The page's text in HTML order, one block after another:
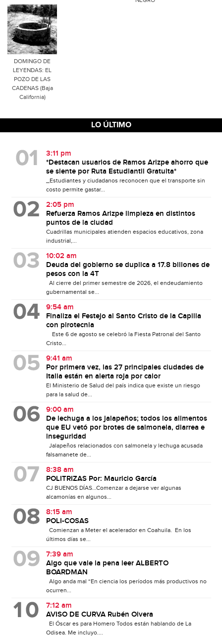
DOMINGO DE
LEYENDAS: EL
POZO DE LAS
CADENAS (Baja
California)
LO ÚLTIMO
3:11 pm
*Destacan usuarios de Ramos Arizpe ahorro que
se siente por Ruta Estudiantil Gratuita*
_Estudiantes y ciudadanos reconocen que el transporte sin
costo permite gastar...
2:05 pm
Refuerza Ramos Arizpe limpieza en distintos
puntos de la ciudad
Cuadrillas municipales atienden espacios educativos, zona
industrial,...
10:02 am
Deuda del gobierno se duplica a 17.8 billones de
pesos con la 4T
Al cierre del primer semestre de 2026, el endeudamiento
gubernamental se...
9:54 am
Finaliza el Festejo al Santo Cristo de la Capilla
con pirotecnia
Este 6 de agosto se celebró la Fiesta Patronal del Santo
Cristo...
9:41 am
Por primera vez, las 27 principales ciudades de
Italia están en alerta roja por calor
El Ministerio de Salud del país indica que existe un riesgo
para la salud de...
9:00 am
De lechuga a los jalapeños; todos los alimentos
que EU vetó por brotes de salmonela, diarrea e
inseguridad
Jalapeños relacionados con salmonela y lechuga acusada
falsamanete de...
8:38 am
POLITRIZAS Por: Mauricio García
CJ BUENOS DÍAS…Comenzar a dejarse ver algunas
alcamonías en algunos...
8:15 am
POLI-COSAS
Comienzan a Meter el acelerador en Coahuila. En los
últimos días se...
7:39 am
Algo que vale la pena leer ALBERTO
BOARDMAN
Algo anda mal “En ciencia los períodos más productivos no
ocurren...
7:12 am
AVISO DE CURVA Rubén Olvera
El Óscar es para Homero Todos están hablando de La
Odisea. Me incluyo....